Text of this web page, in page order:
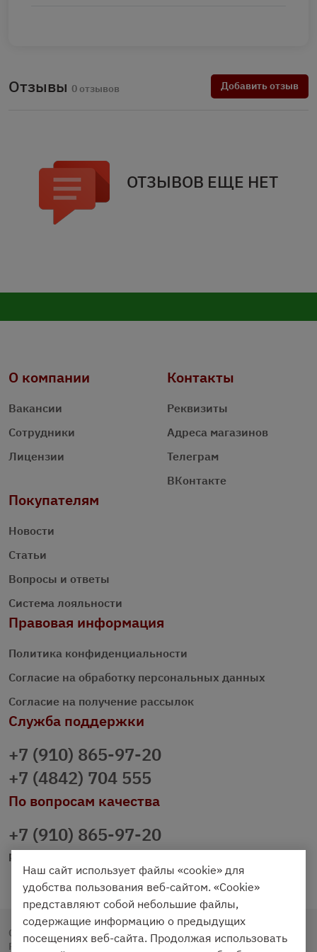
Отзывы 0 отзывов Добавить отзыв
ОТЗЫВОВ ЕЩЕ НЕТ
О компании
Вакансии
Сотрудники
Лицензии
Контакты
Реквизиты
Адреса магазинов
Телеграм
ВКонтакте
Покупателям
Новости
Статьи
Вопросы и ответы
Система лояльности
Правовая информация
Политика конфиденциальности
Согласие на обработку персональных данных
Согласие на получение рассылок
Служба поддержки
+7 (910) 865-97-20
+7 (4842) 704 555
По вопросам качества
+7 (910) 865-97-20
prazdnichniy40@palmi.ru
Copyright © 2020 - 2026. Праздничный Стол.
Разработка и продвижение - Vegas Studio
Наш сайт использует файлы «cookie» для
удобства пользования веб-сайтом. «Cookie»
представляют собой небольшие файлы,
содержащие информацию о предыдущих
посещениях веб-сайта. Продолжая использовать